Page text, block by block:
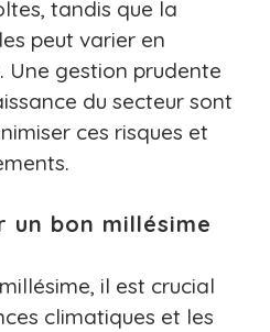
tandis que la
peut varier en
Une gestion prudente
du secteur sont
ces risques et
un bon millésime
il est crucial
climatiques et les